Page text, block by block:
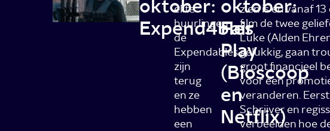
oktober:
Expend4bles
elite
huurlingen
de
Expendables
zijn
terug
en ze
hebben
een
oktober:
Fair
Play
(Bioscoop
en
Netflix)
zien is en vanaf
film de twee
Luke (Alden
gelukkig, gaan
groot financieel
voor een
veranderen.
Schrijver en
verbeelden hoe